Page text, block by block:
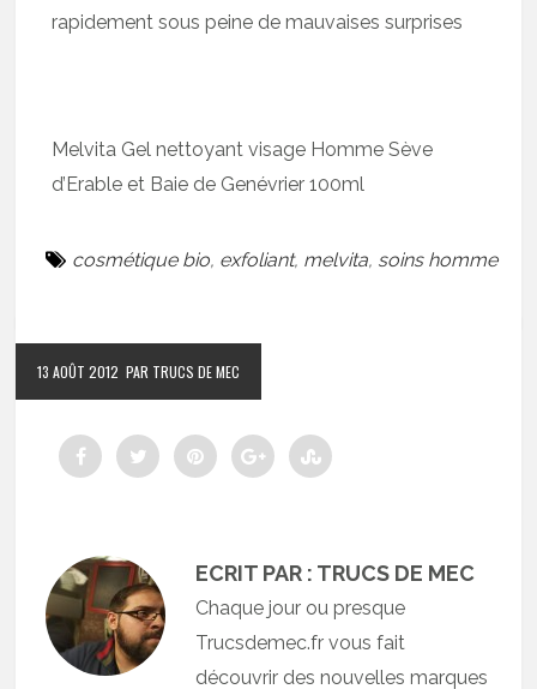
rapidement sous peine de mauvaises surprises
Melvita Gel nettoyant visage Homme Sève
d’Erable et Baie de Genévrier 100ml
cosmétique bio, exfoliant, melvita, soins homme
13 AOÛT 2012 PAR TRUCS DE MEC
ECRIT PAR : TRUCS DE MEC
Chaque jour ou presque
Trucsdemec.fr vous fait
découvrir des nouvelles marques